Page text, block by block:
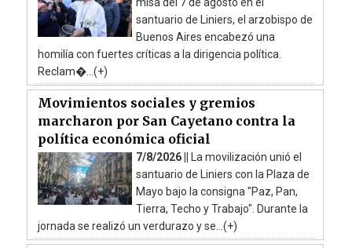
santuario de Liniers, el arzobispo de
Buenos Aires encabezó una
homilía con fuertes críticas a la dirigencia política.
Reclam�...(+)
Movimientos sociales y gremios
marcharon por San Cayetano contra la
política económica oficial
7/8/2026 ||
La movilización unió el
santuario de Liniers con la Plaza de
Mayo bajo la consigna "Paz, Pan,
Tierra, Techo y Trabajo". Durante la
jornada se realizó un verdurazo y se...(+)